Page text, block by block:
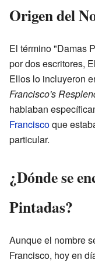
Origen del
El término "Damas
por dos escritores,
Ellos lo incluyeron
Francisco's
hablaban
Franciscoque
particular.
¿Dónde se
Pintadas?
Aunque el nombre
Francisco, hoy en